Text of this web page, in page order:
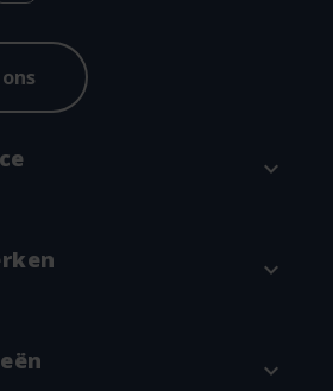
expand_more
en verzenden
expand_more
expand_more